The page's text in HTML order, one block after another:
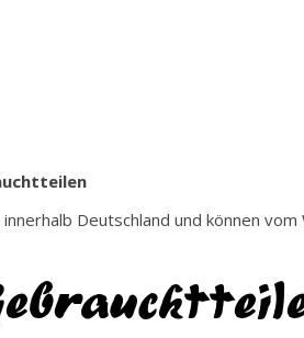
Deutschland und können vom